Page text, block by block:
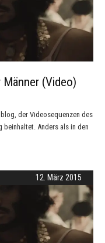
(Video)
der Videosequenzen des
Anders als in den
12. März 2015